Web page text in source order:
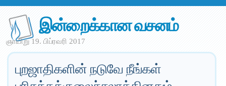
இன்றைக்கான வசனம்
ஞாயிறு 19. பிப்ரவரி 2017
புறஜாதிகளின் நடுவே நீங்கள்